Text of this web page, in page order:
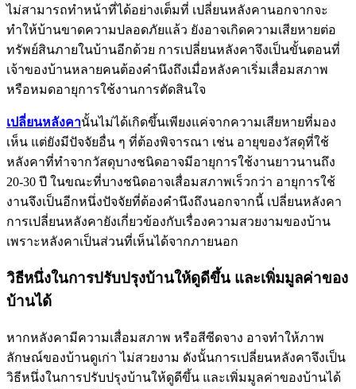
ไม่สามารถทำหน้าที่ได้อย่างเต็มที่ เปลี่ยนหลังคานอกจากจะ
ทำให้บ้านขาดความปลอดภัยแล้ว ยังอาจเกิดความเสียหายต่อ
ทรัพย์สินภายในบ้านอีกด้วย การเปลี่ยนหลังคาจึงเป็นขั้นตอนที่
เจ้าของบ้านหลายคนต้องคำนึงถึงเมื่อหลังคาเริ่มเสื่อมสภาพ
หรือหมดอายุการใช้งานการตัดสินใจ
เปลี่ยนหลังคานั้นไม่ได้เกิดขึ้นเพียงแค่จากความเสียหายที่มอง
เห็น แต่ยังมีปัจจัยอื่น ๆ ที่ต้องพิจารณา เช่น อายุของวัสดุที่ใช้
หลังคาที่ทำจากวัสดุบางชนิดอาจมีอายุการใช้งานยาวนานถึง
20-30 ปี ในขณะที่บางชนิดอาจเสื่อมสภาพเร็วกว่า อายุการใช้
งานจึงเป็นอีกหนึ่งปัจจัยที่ต้องคำนึงถึงนอกจากนี้ เปลี่ยนหลังคา
การเปลี่ยนหลังคายังเกี่ยวข้องกับเรื่องความสวยงามของบ้าน
เพราะหลังคาเป็นส่วนที่เห็นได้จากภายนอก
วิธีหนึ่งในการปรับปรุงบ้านให้ดูดีขึ้น และเพิ่มมูลค่าของ
บ้านได้
หากหลังคามีความเสื่อมสภาพ หรือสีซีดจาง อาจทำให้ภาพ
ลักษณ์ของบ้านดูเก่า ไม่สวยงาม ดังนั้นการเปลี่ยนหลังคาจึงเป็น
วิธีหนึ่งในการปรับปรุงบ้านให้ดูดีขึ้น และเพิ่มมูลค่าของบ้านได้